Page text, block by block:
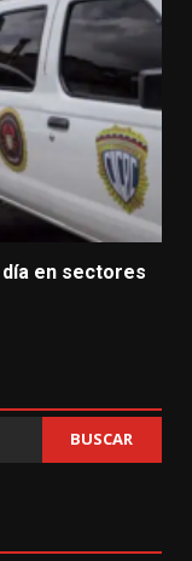
en sectores
BUSCAR